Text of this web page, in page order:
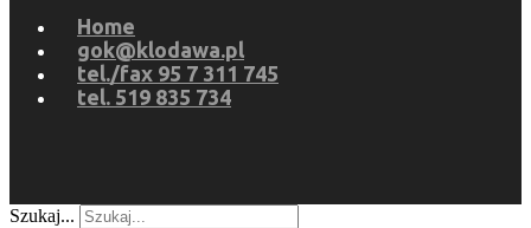
Home
gok@klodawa.pl
tel./fax 95 7 311 745
tel. 519 835 734
Szukaj...